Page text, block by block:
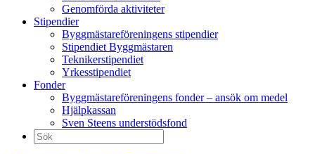
Genomförda aktiviteter
Stipendier
Byggmästareföreningens stipendier
Stipendiet Byggmästaren
Teknikerstipendiet
Yrkesstipendiet
Fonder
Byggmästareföreningens fonder – ansök om medel
Hjälpkassan
Sven Steens understödsfond
Sök
efter: